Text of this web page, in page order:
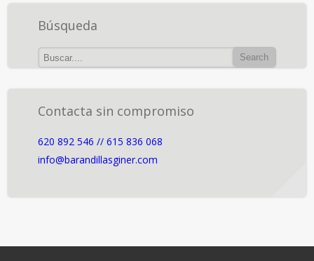
Búsqueda
Contacta sin compromiso
620 892 546 // 615 836 068
info@barandillasginer.com